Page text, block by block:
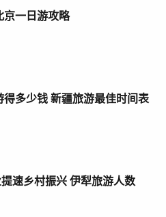
京一日游攻略
多少钱 新疆旅游最佳时间表
速乡村振兴 伊犁旅游人数